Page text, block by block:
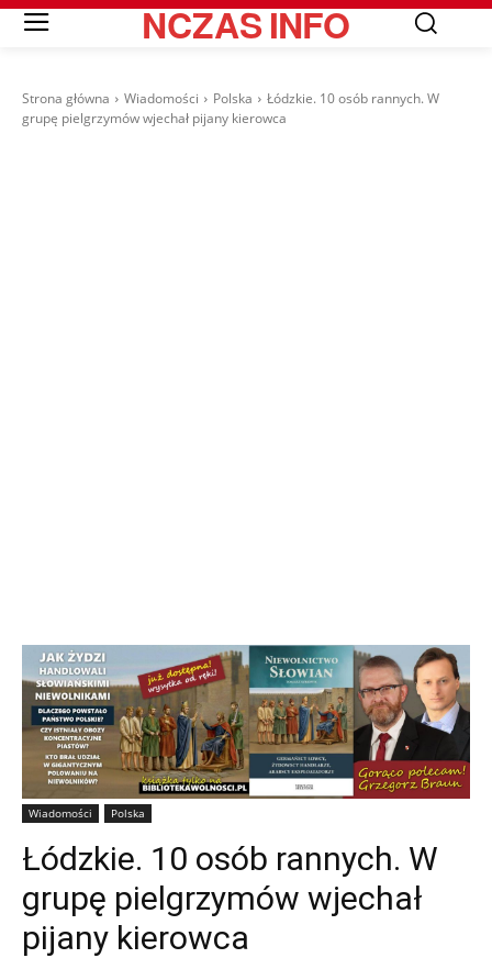
NCZASINFO
Strona główna Wiadomości Polska
Łódzkie. 10 osób rannych. W
grupę pielgrzymów wjechał pijany kierowca
Wiadomości Polska
Łódzkie. 10 osób rannych. W
grupę pielgrzymów wjechał
pijany kierowca